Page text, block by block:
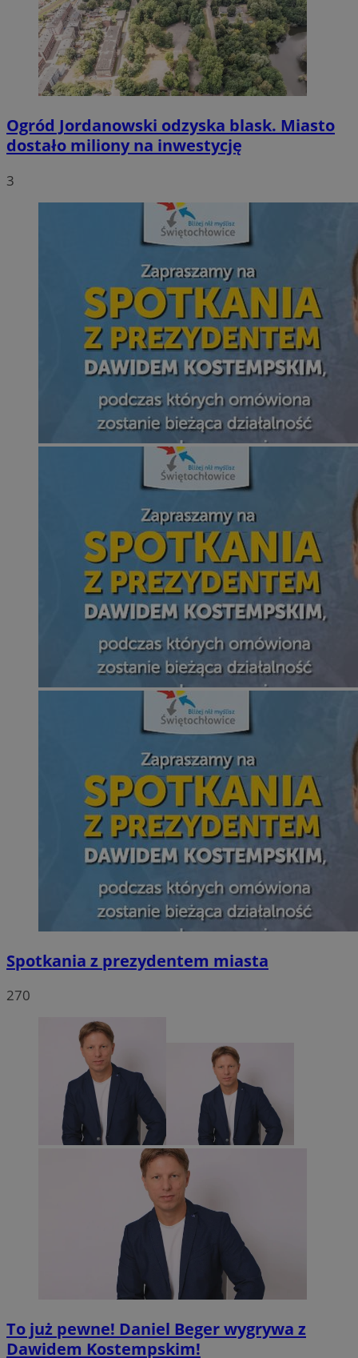
Ogród Jordanowski odzyska blask. Miasto
dostało miliony na inwestycję
3
Spotkania z prezydentem miasta
270
To już pewne! Daniel Beger wygrywa z
Dawidem Kostempskim!